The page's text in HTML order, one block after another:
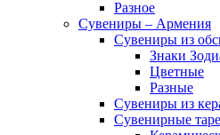
Разное
Сувениры – Армения
Сувениры из
Знаки
Цветные
Разные
Сувениры из
Сувенирные